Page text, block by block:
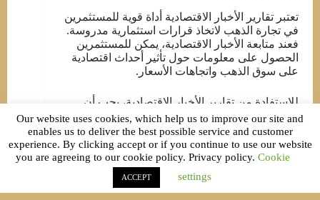
تعتبر تقارير الأخبار الاقتصادية أداة قوية للمستثمرين
في تجارة الذهب لاتخاذ قرارات استثمارية مدروسة.
فعند متابعة الأخبار الاقتصادية، يمكن للمستثمرين
الحصول على معلومات حول تأثير أحداث اقتصادية
على سوق الذهب واتجاهات الأسعار.
للاستفادة من تقارير الأخبار الاقتصادية، يجب أن
يكون المستثمر مطلعا على التقويم الاقتصادي
والأحداث المهمة التي قد تؤثر في سوق الذهب.
يفضل أن يكون مستثمر الذهب على دراية بالأخبار
المحلية والعالمية، مثل سياسة الفائدة، نشاط البنوك
Our website uses cookies, which help us to improve our site and
enables us to deliver the best possible service and customer
experience. By clicking accept or if you continue to use our website
you are agreeing to our cookie policy. Privacy policy. Cookie
settings
ACCEPT